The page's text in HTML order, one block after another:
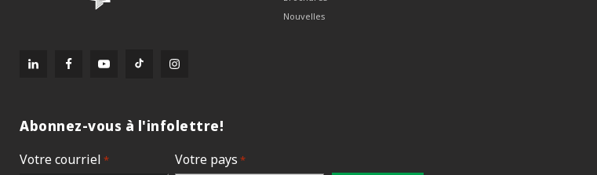
Nouvelles
Abonnez-vous à l'infolettre!
Votre courriel * Votre pays *